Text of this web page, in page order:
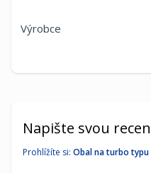
Výrobce
Napište svou
Prohlížíte si: Obal na turbo typu